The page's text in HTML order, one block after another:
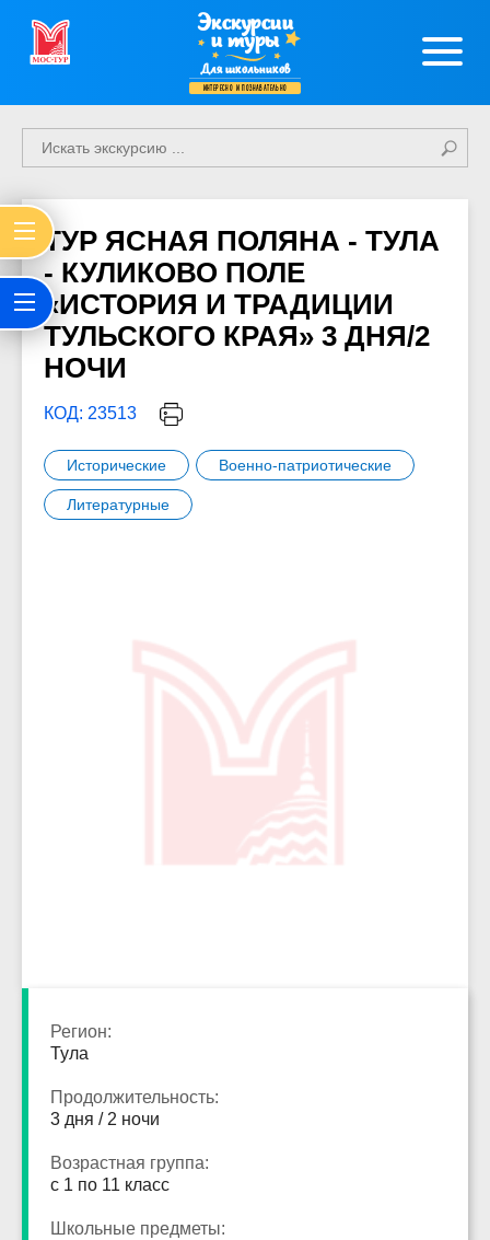
Экскурсии
и туры
Для школьников
интересно и познавательно
ТУР ЯСНАЯ ПОЛЯНА - ТУЛА
- КУЛИКОВО ПОЛЕ
«ИСТОРИЯ И ТРАДИЦИИ
ТУЛЬСКОГО КРАЯ» 3 ДНЯ/2
НОЧИ
КОД: 23513
Исторические Военно-патриотические
Литературные
Регион:
Тула
Продолжительность:
3 дня / 2 ночи
Возрастная группа:
с 1 по 11 класс
Школьные предметы: